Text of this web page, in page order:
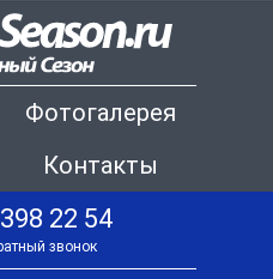
Фотогалерея
Контакты
22 54
звонок